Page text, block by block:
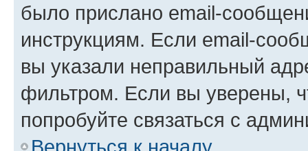
было прислано email-
инструкциям. Если email-
вы указали неправильный
фильтром. Если вы уверены,
попробуйте связаться с
Вернуться к началу